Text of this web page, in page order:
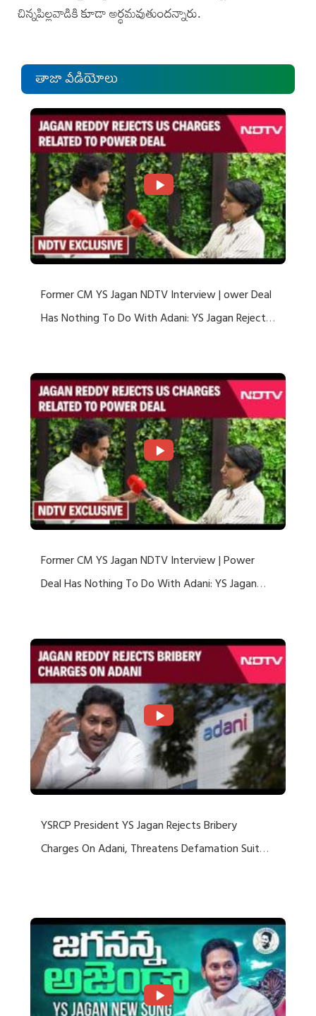
చిన్నపిల్లవాడికి కూడా అర్థమవుతుందన్నారు.
తాజా వీడియోలు
Former CM YS Jagan NDTV Interview | ower Deal
Has Nothing To Do With Adani: YS Jagan Rejects
Former CM YS Jagan NDTV Interview | Power
Deal Has Nothing To Do With Adani: YS Jagan
YSRCP President YS Jagan Rejects Bribery
Charges On Adani, Threatens Defamation Suit